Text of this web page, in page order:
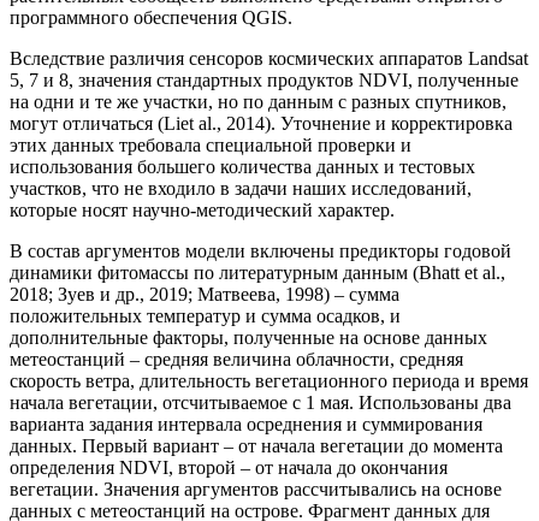
программного обеспечения QGIS.
Вследствие различия сенсоров космических аппаратов Landsat
5, 7 и 8, значения стандартных продуктов NDVI, полученные
на одни и те же участки, но по данным с разных спутников,
могут отличаться (Liet al., 2014). Уточнение и корректировка
этих данных требовала специальной проверки и
использования большего количества данных и тестовых
участков, что не входило в задачи наших исследований,
которые носят научно-методический характер.
В состав аргументов модели включены предикторы годовой
динамики фитомассы по литературным данным (Bhatt et al.,
2018; Зуев и др., 2019; Матвеева, 1998) – сумма
положительных температур и сумма осадков, и
дополнительные факторы, полученные на основе данных
метеостанций – средняя величина облачности, средняя
скорость ветра, длительность вегетационного периода и время
начала вегетации, отсчитываемое с 1 мая. Использованы два
варианта задания интервала осреднения и суммирования
данных. Первый вариант – от начала вегетации до момента
определения NDVI, второй – от начала до окончания
вегетации. Значения аргументов рассчитывались на основе
данных с метеостанций на острове. Фрагмент данных для